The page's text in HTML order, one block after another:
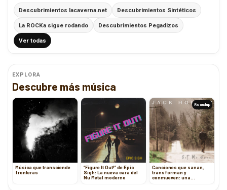
Descubrimientos lacaverna.net Descubrimientos Sintéticos
La ROCKa sigue rodando Descubrimientos Pegadizos
Ver todas
EXPLORA
Descubre más música
Música que transciende
fronteras
“Figure It Out!” de Epic
Sigh: La nueva cara del
Nu Metal moderno
Roundup
Canciones que sanan,
transforman y
conmueven: una